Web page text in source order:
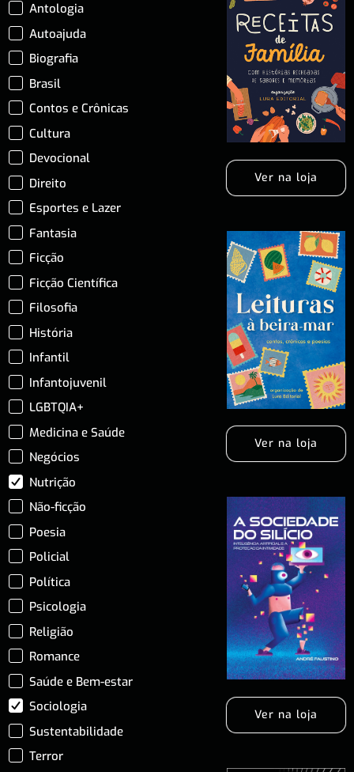
Antologia
Autoajuda
Biografia
Brasil
Contos e Crônicas
Cultura
Devocional
Direito
Esportes e Lazer
Fantasia
Ficção
Ficção Científica
Filosofia
História
Infantil
Infantojuvenil
LGBTQIA+
Medicina e Saúde
Negócios
Nutrição
Não-ficção
Poesia
Policial
Política
Psicologia
Religião
Romance
Saúde e Bem-estar
Sociologia
Sustentabilidade
Terror
Ver na loja
Ver na loja
Ver na loja